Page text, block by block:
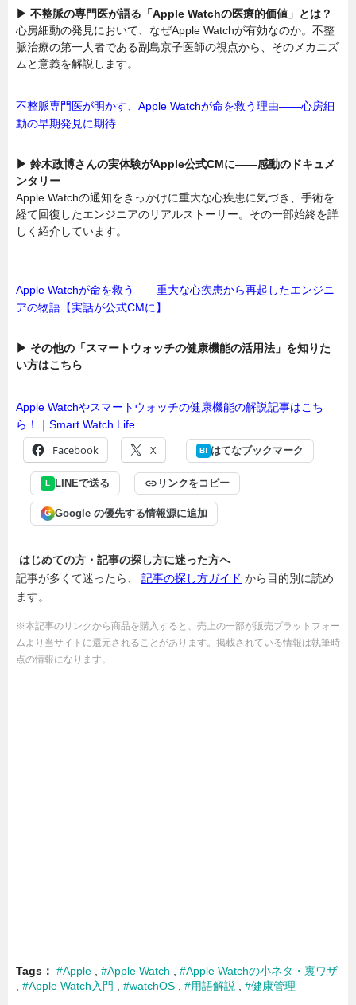
▶ 不整脈の専門医が語る「Apple Watchの医療的価値」とは？
心房細動の発見において、なぜApple Watchが有効なのか。不整
脈治療の第一人者である副島京子医師の視点から、そのメカニズ
ムと意義を解説します。
不整脈専門医が明かす、Apple Watchが命を救う理由――心房細
動の早期発見に期待
▶ 鈴木政博さんの実体験がApple公式CMに――感動のドキュメ
ンタリー
Apple Watchの通知をきっかけに重大な心疾患に気づき、手術を
経て回復したエンジニアのリアルストーリー。その一部始終を詳
しく紹介しています。
Apple Watchが命を救う――重大な心疾患から再起したエンジニ
アの物語【実話が公式CMに】
▶ その他の「スマートウォッチの健康機能の活用法」を知りた
い方はこちら
Apple Watchやスマートウォッチの健康機能の解説記事はこち
ら！｜Smart Watch Life
Facebook X B! はてなブックマーク
L LINEで送る リンクをコピー
G Google の優先する情報源に追加
はじめての方・記事の探し方に迷った方へ
記事が多くて迷ったら、 記事の探し方ガイド から目的別に読め
ます。
※本記事のリンクから商品を購入すると、売上の一部が販売プラットフォー
ムより当サイトに還元されることがあります。掲載されている情報は執筆時
点の情報になります。
Tags #Apple #Apple Watch
#Apple Watchの小ネタ・裏ワザ
#Apple Watch入門
#watchOS #用語解説 #健康管理